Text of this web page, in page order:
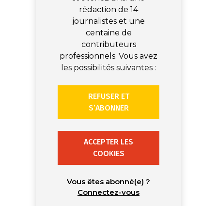
rédaction de 14
journalistes et une
centaine de
contributeurs
professionnels. Vous avez
les possibilités suivantes :
REFUSER ET
S’ABONNER
ACCEPTER LES
COOKIES
Vous êtes abonné(e) ?
Connectez-vous